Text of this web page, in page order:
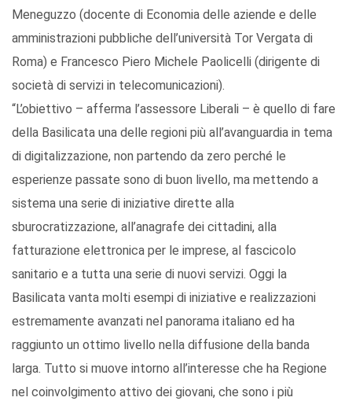
Meneguzzo (docente di Economia delle aziende e delle
amministrazioni pubbliche dell’università Tor Vergata di
Roma) e Francesco Piero Michele Paolicelli (dirigente di
società di servizi in telecomunicazioni).
“L’obiettivo – afferma l’assessore Liberali – è quello di fare
della Basilicata una delle regioni più all’avanguardia in tema
di digitalizzazione, non partendo da zero perché le
esperienze passate sono di buon livello, ma mettendo a
sistema una serie di iniziative dirette alla
sburocratizzazione, all’anagrafe dei cittadini, alla
fatturazione elettronica per le imprese, al fascicolo
sanitario e a tutta una serie di nuovi servizi. Oggi la
Basilicata vanta molti esempi di iniziative e realizzazioni
estremamente avanzati nel panorama italiano ed ha
raggiunto un ottimo livello nella diffusione della banda
larga. Tutto si muove intorno all’interesse che ha Regione
nel coinvolgimento attivo dei giovani, che sono i più